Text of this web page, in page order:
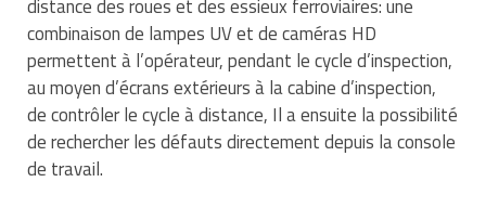
Tuyau galvanisé
Tuyau renforcé
Ventilateurs et aération d'atelier
Jeu gymnique
Loisirs
Matériel de fitness
Réchaud professionnel
Réfrigérateur professionnel
Restauration foraine
Robinetterie professionnelle
distance des roues et des essieux ferroviaires: une
combinaison de lampes UV et de caméras HD
permettent à l’opérateur, pendant le cycle d’inspection,
au moyen d’écrans extérieurs à la cabine d’inspection,
de contrôler le cycle à distance, Il a ensuite la possibilité
de rechercher les défauts directement depuis la console
de travail.